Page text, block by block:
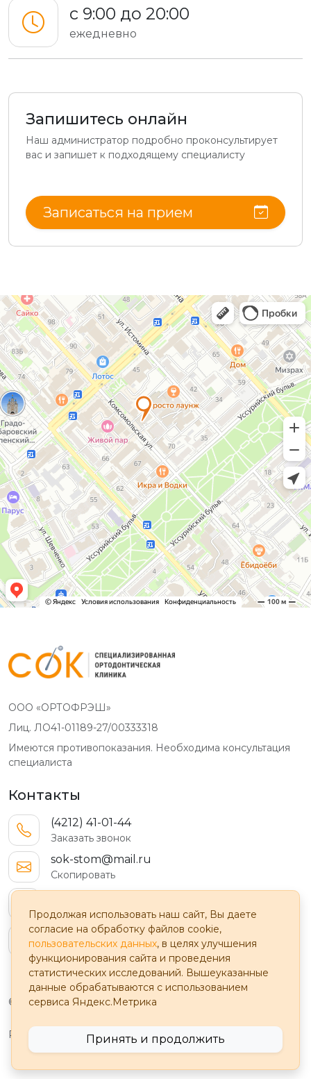
с 9:00 до 20:00
ежедневно
Запишитесь онлайн
Наш администратор подробно проконсультирует
вас и запишет к подходящему специалисту
Записаться на прием
ООО «ОРТОФРЭШ»
Лиц. ЛО41-01189-27/00333318
Имеются противопоказания. Необходима консультация
специалиста
Контакты
(4212) 41-01-44
Заказать звонок
sok-stom@mail.ru
Скопировать
4 этаж
с 9:00 до 20:00
ежедневно
© 2025
Разработка: busov.pro
Продолжая использовать наш сайт, Вы даете
согласие на обработку файлов cookie,
пользовательских данных, в целях улучшения
функционирования сайта и проведения
статистических исследований. Вышеуказанные
данные обрабатываются с использованием
сервиса Яндекс.Метрика
Принять и продолжить